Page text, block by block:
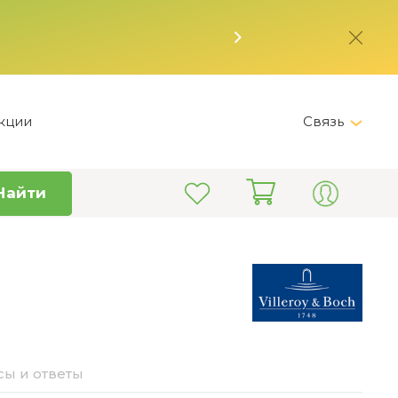
Связь
+7 (495) 150-82-28
info@kitchen-master.ru
и ответы